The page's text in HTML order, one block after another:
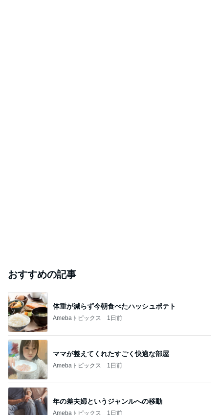
おすすめの記事
体重が減らず今朝食べたハッシュポテト
Amebaトピックス 1日前
ママが整えてくれたすごく快適な部屋
Amebaトピックス 1日前
年の差夫婦というジャンルへの移動
Amebaトピックス 1日前